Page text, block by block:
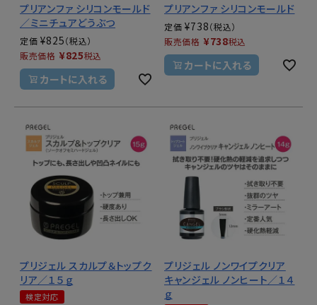
プリアンファ シリコンモールド
／ミニチュアどうぶつ
定価 ¥825
販売価格 ¥825税込
カートに入れる
プリアンファ シリコンモールド
定価 ¥738
販売価格 ¥738税込
カートに入れる
プリジェル スカルプ＆トップク
リア／１５ｇ
検定対応
プリジェル ノンワイプクリア
キャンジェル ノンヒート／１４
ｇ